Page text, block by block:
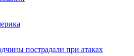
пострадали при атаках